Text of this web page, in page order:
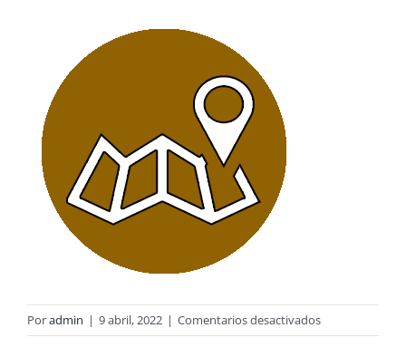
Poradmin | 9 abril, 2022 | Comentarios desactivadosen
vistanos2